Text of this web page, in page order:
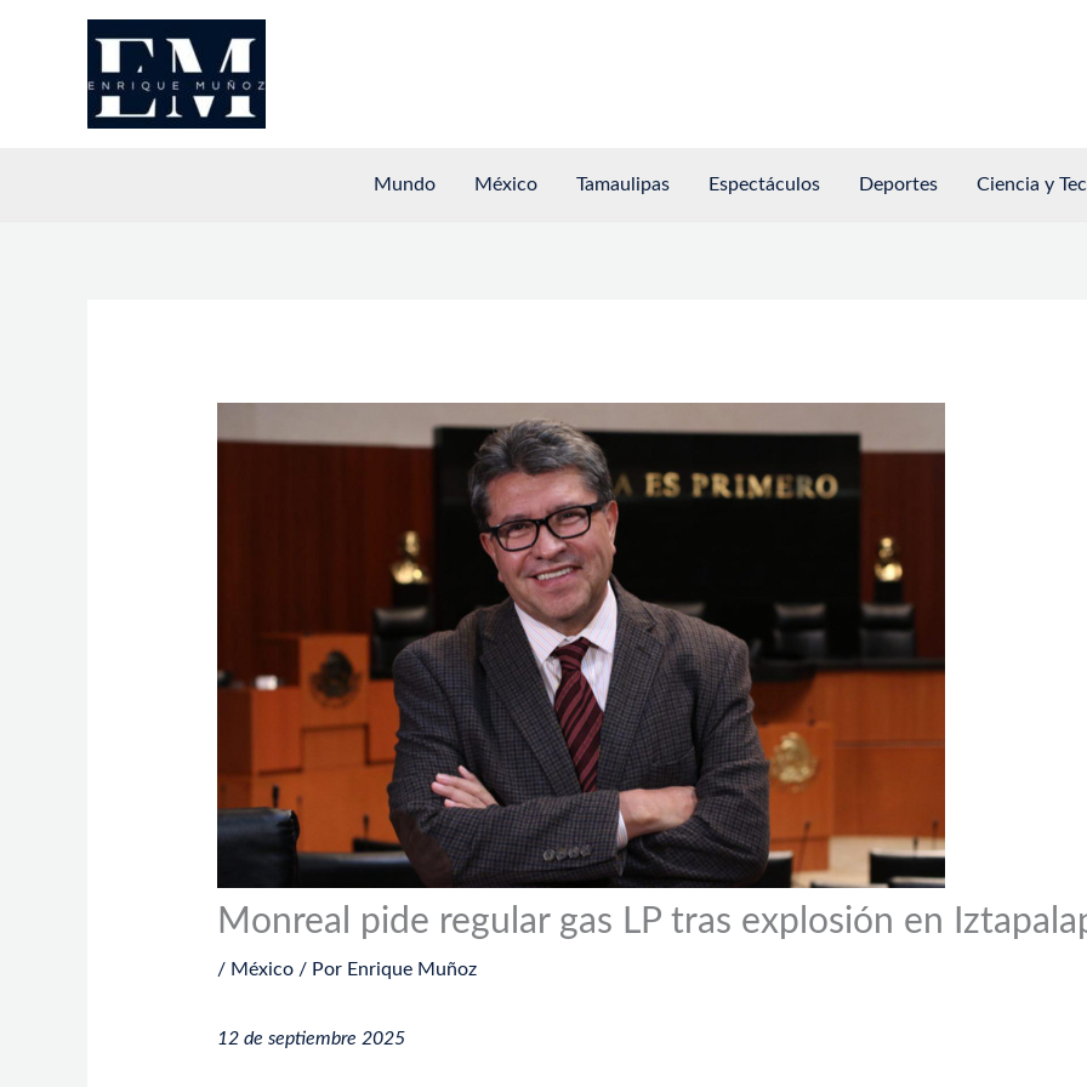
Mundo México Tamaulipas Espectáculos Deportes Ciencia y
Monreal pide regular gas LP tras explosión en
/ México/ Por Enrique Muñoz
12 de septiembre 2025